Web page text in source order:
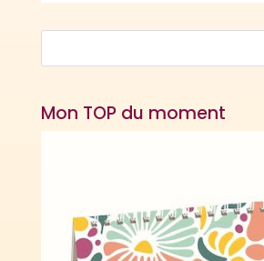
Mon TOP du moment